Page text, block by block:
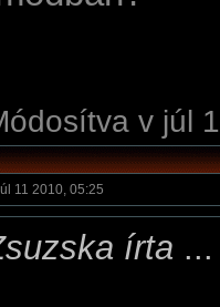
v júl
11 2010, 05:25
írta ...